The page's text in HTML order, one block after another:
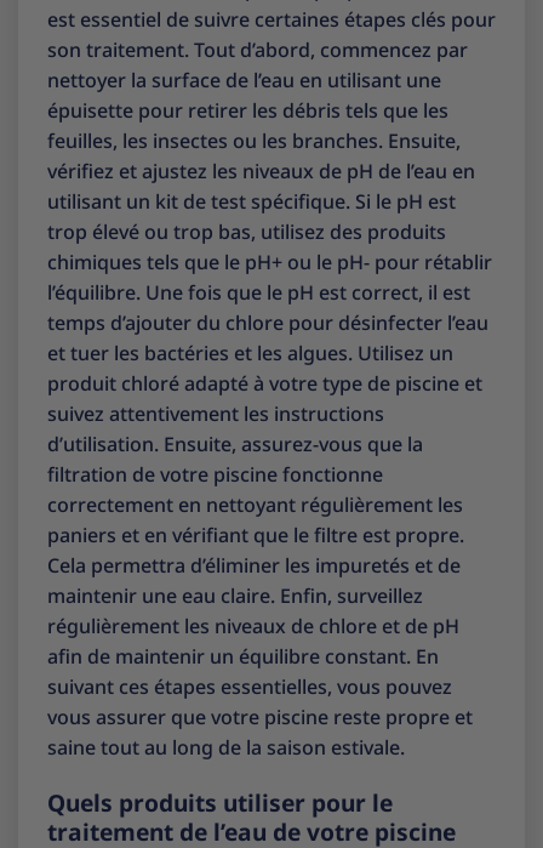
est essentiel de suivre certaines étapes clés pour
son traitement. Tout d’abord, commencez par
nettoyer la surface de l’eau en utilisant une
épuisette pour retirer les débris tels que les
feuilles, les insectes ou les branches. Ensuite,
vérifiez et ajustez les niveaux de pH de l’eau en
utilisant un kit de test spécifique. Si le pH est
trop élevé ou trop bas, utilisez des produits
chimiques tels que le pH+ ou le pH- pour rétablir
l’équilibre. Une fois que le pH est correct, il est
temps d’ajouter du chlore pour désinfecter l’eau
et tuer les bactéries et les algues. Utilisez un
produit chloré adapté à votre type de piscine et
suivez attentivement les instructions
d’utilisation. Ensuite, assurez-vous que la
filtration de votre piscine fonctionne
correctement en nettoyant régulièrement les
paniers et en vérifiant que le filtre est propre.
Cela permettra d’éliminer les impuretés et de
maintenir une eau claire. Enfin, surveillez
régulièrement les niveaux de chlore et de pH
afin de maintenir un équilibre constant. En
suivant ces étapes essentielles, vous pouvez
vous assurer que votre piscine reste propre et
saine tout au long de la saison estivale.
Quels produits utiliser pour le
traitement de l’eau de votre piscine